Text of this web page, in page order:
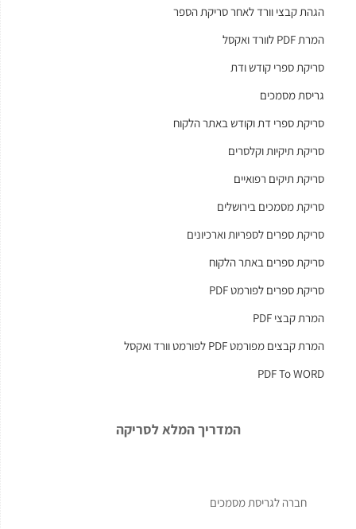
הגהת קבצי וורד לאחר סריקת הספר
המרת PDF לוורד ואקסל
סריקת ספרי קודש ודת
גריסת מסמכים
סריקת ספרי דת וקודש באתר הלקוח
סריקת תיקיות וקלסרים
סריקת תיקים רפואיים
סריקת מסמכים בירושלים
סריקת ספרים לספריות וארכיונים
סריקת ספרים באתר הלקוח
סריקת ספרים לפורמט PDF
המרת קבצי PDF
המרת קבצים מפורמט PDF לפורמט וורד ואקסל
PDF To WORD
המדריך המלא לסריקה
חברה לגריסת מסמכים